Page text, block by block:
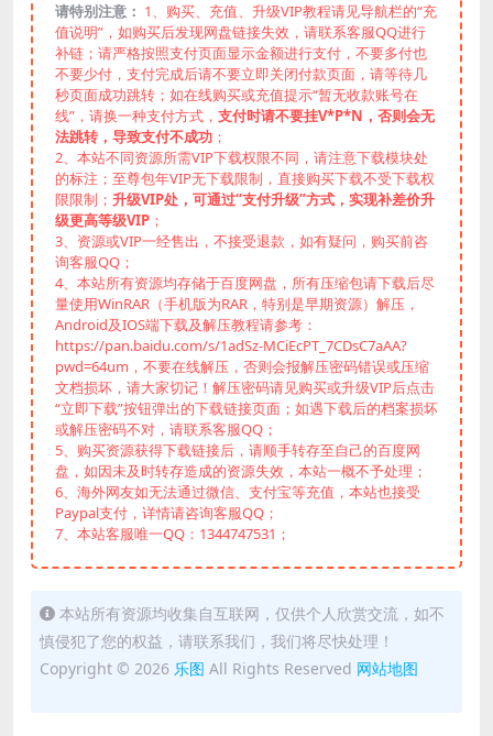
请特别注意： 1、购买、充值、升级VIP教程请见导航栏的“充
值说明”，如购买后发现网盘链接失效，请联系客服QQ进行
补链；请严格按照支付页面显示金额进行支付，不要多付也
不要少付，支付完成后请不要立即关闭付款页面，请等待几
秒页面成功跳转；如在线购买或充值提示“暂无收款账号在
线”，请换一种支付方式， 支付时请不要挂V*P*N，否则会无
法跳转，导致支付不成功 ；
2、本站不同资源所需VIP下载权限不同，请注意下载模块处
的标注；至尊包年VIP无下载限制，直接购买下载不受下载权
限限制； 升级VIP处，可通过“支付升级”方式，实现补差价升
级更高等级VIP ；
3、资源或VIP一经售出，不接受退款，如有疑问，购买前咨
询客服QQ；
4、本站所有资源均存储于百度网盘，所有压缩包请下载后尽
量使用WinRAR（手机版为RAR，特别是早期资源）解压，
Android及IOS端下载及解压教程请参考：
https://pan.baidu.com/s/1adSz-MCiEcPT_7CDsC7aAA?
pwd=64um，不要在线解压，否则会报解压密码错误或压缩
文档损坏，请大家切记！解压密码请见购买或升级VIP后点击
“立即下载”按钮弹出的下载链接页面；如遇下载后的档案损坏
或解压密码不对，请联系客服QQ；
5、购买资源获得下载链接后，请顺手转存至自己的百度网
盘，如因未及时转存造成的资源失效，本站一概不予处理；
6、海外网友如无法通过微信、支付宝等充值，本站也接受
Paypal支付，详情请咨询客服QQ；
7、本站客服唯一QQ：1344747531；
本站所有资源均收集自互联网，仅供个人欣赏交流，如不
慎侵犯了您的权益，请联系我们，我们将尽快处理！
Copyright © 2026 乐图 All Rights Reserved 网站地图